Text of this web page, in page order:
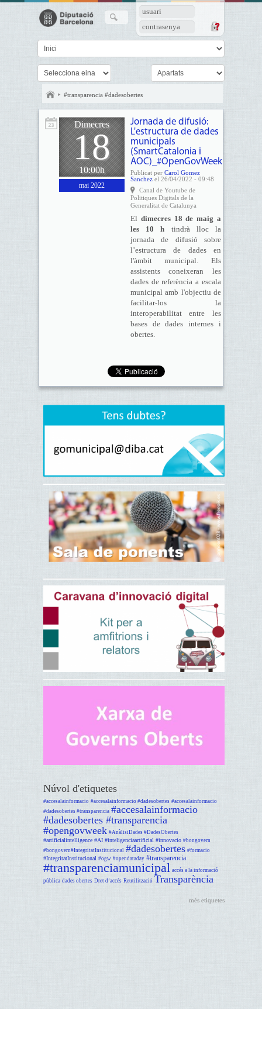
usuari
contrasenya
#transparencia #dadesobertes
Dimecres
18
10:00h
mai 2022
Jornada de difusió:
L'estructura de dades
municipals
(SmartCatalonia i
AOC)_#OpenGovWeek
Publicat per Carol Gomez
Sanchezel 26/04/2022 - 09:48
Canal de Youtube de
Politiques Digitals de la
Generalitat de Catalunya
El dimecres 18 de maig a
les 10 h tindrà lloc la
jornada de difusió sobre
l’estructura de dades en
l'àmbit municipal. Els
assistents coneixeran les
dades de referència a escala
municipal amb l'objectiu de
facilitar-los la
interoperabilitat entre les
bases de dades internes i
obertes.
Núvol d'etiquetes
#accesalainformacio #accesalainformacio #dadesobertes #accesalainformacio
#dadesobertes #transparencia #accesalainformacio
#dadesobertes #transparencia
#opengovweek #AnàlisiDades #DadesObertes
#artificialintelligence #AI #inteligenciaartificial #innovacio #bongovern
#bongovern#IntegritatInstitucional #dadesobertes #formacio
#IntegritatInstitucional #ogw #opendataday #transparencia
#transparenciamunicipal accés a la informació
pública dades obertes Dret d’accés Reutilització Transparència
més etiquetes